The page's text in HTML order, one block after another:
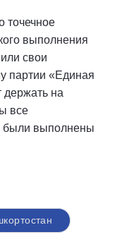
точечное
выполнения
свои
партии «Единая
держать на
все
были выполнены